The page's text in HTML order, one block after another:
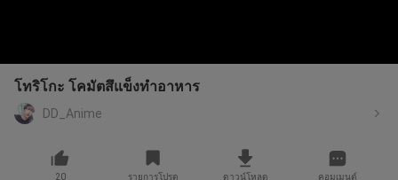
โทริโกะ โคมัตสึแข็งทำอาหาร
DD_Anime
20 รายการโปรด ดาวน์โหลด คอมเมนต์